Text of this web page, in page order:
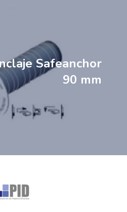
Safeanchor
90 mm